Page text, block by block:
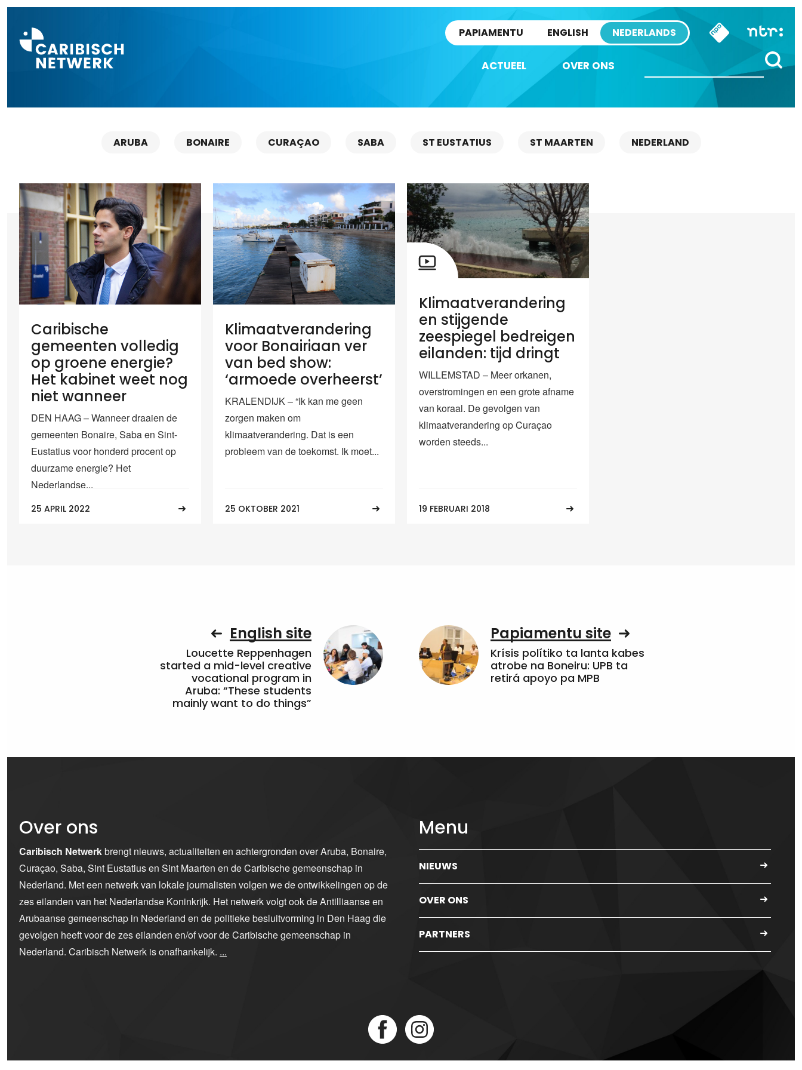
PAPIAMENTU ENGLISH NEDERLANDS
ACTUEEL OVER ONS
ARUBA BONAIRE CURAÇAO SABA ST EUSTATIUS ST MAARTEN NEDERLAND
Caribische
gemeenten volledig
op groene energie?
Het kabinet weet nog
niet wanneer
DEN HAAG – Wanneer draaien de
gemeenten Bonaire, Saba en Sint-
Eustatius voor honderd procent op
duurzame energie? Het
Nederlandse...
25 APRIL 2022
Klimaatverandering
voor Bonairiaan ver
van bed show:
‘armoede overheerst’
KRALENDIJK – “Ik kan me geen
zorgen maken om
klimaatverandering. Dat is een
probleem van de toekomst. Ik moet...
25 OKTOBER 2021
Klimaatverandering
en stijgende
zeespiegel bedreigen
eilanden: tijd dringt
WILLEMSTAD – Meer orkanen,
overstromingen en een grote afname
van koraal. De gevolgen van
klimaatverandering op Curaçao
worden steeds...
19 FEBRUARI 2018
English site
Loucette Reppenhagen
started a mid-level creative
vocational program in
Aruba: “These students
mainly want to do things”
Papiamentu site
Krísis polítiko ta lanta kabes
atrobe na Boneiru: UPB ta
retirá apoyo pa MPB
Over ons
Caribisch Netwerkbrengt nieuws, actualiteiten en achtergronden over Aruba, Bonaire,
Curaçao, Saba, Sint Eustatius en Sint Maarten en de Caribische gemeenschap in
Nederland. Met een netwerk van lokale journalisten volgen we de ontwikkelingen op de
zes eilanden van het Nederlandse Koninkrijk. Het netwerk volgt ook de Antilliaanse en
Arubaanse gemeenschap in Nederland en de politieke besluitvorming in Den Haag die
gevolgen heeft voor de zes eilanden en/of voor de Caribische gemeenschap in
Nederland. Caribisch Netwerk is onafhankelijk. ...
Menu
NIEUWS
OVER ONS
PARTNERS